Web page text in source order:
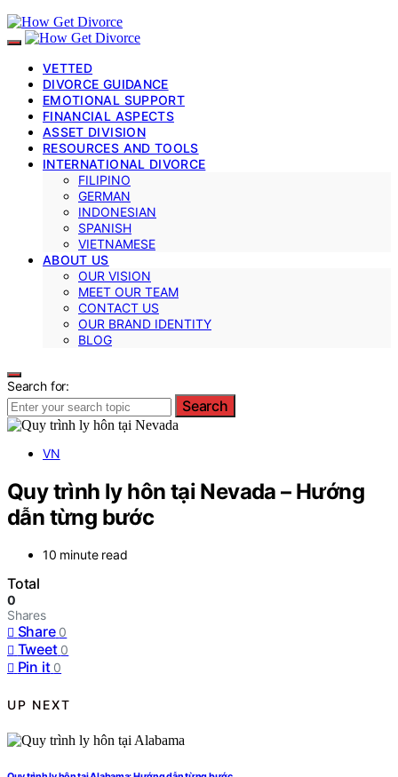
VETTED
DIVORCE GUIDANCE
EMOTIONAL SUPPORT
FINANCIAL ASPECTS
ASSET DIVISION
RESOURCES AND TOOLS
INTERNATIONAL DIVORCE
FILIPINO
GERMAN
INDONESIAN
SPANISH
VIETNAMESE
ABOUT US
OUR VISION
MEET OUR TEAM
CONTACT US
OUR BRAND IDENTITY
BLOG
Search for:
Search
VN
Quy trình ly hôn tại Nevada – Hướng
dẫn từng bước
10 minute read
Total
0
Shares
Share 0
Tweet 0
Pin it 0
UP NEXT